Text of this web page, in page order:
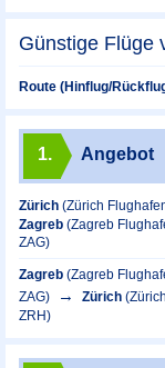
Günstige Flüge
Route (Hinflug/
1. Angebot
Zürich (Zürich
Zagreb (Zagreb
ZAG)
Zagreb (Zagreb
ZAG)
Zürich
ZRH)